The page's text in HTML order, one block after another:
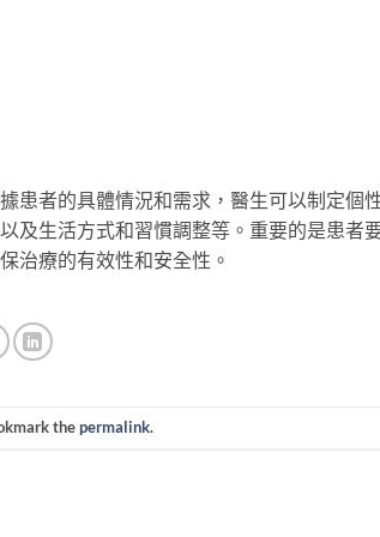
患者的具體情況和需求，醫生可以制定個
及生活方式和習慣調整等。重要的是患者
治療的有效性和安全性。
thepermalink.